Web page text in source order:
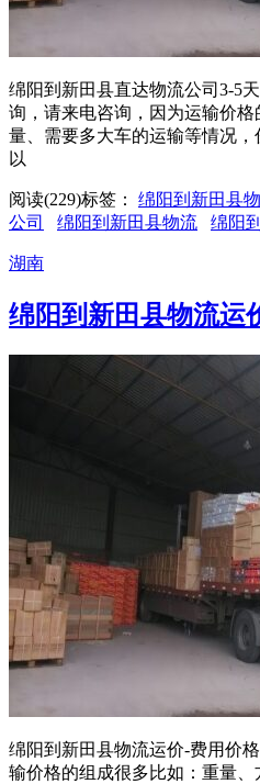
绵阳到新田县直达物流公司3-5
询，请来电咨询，因为运输价
量、需要多大车的运输等情况
以
阅读(229)标签： 绵阳到新田县
公司
绵阳到新田县物流 绵阳
湖南
绵阳到新田县物流运
绵阳到新田县物流运价-费用价
输价格的组成很多比如：重量